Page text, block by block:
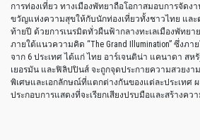
การท่องเที่ยว ทางเมืองพัทยาถือโอกาสมอบการจัดง
ขวัญแห่งความสุขให้กับนักท่องเที่ยวทั้งชาวไทย และ
ท้ายปี ด้วยการเนรมิตทั่วผืนฟ้ากลางทะเลเมืองพัทยา
ภายใต้แนวความคิด “The Grand Illumination” ซึ่งภ
จาก 6 ประเทศ ได้แก่ ไทย อาร์เจนติน่า แคนาดา สห
เยอรมัน และฟิลิปปินส์ จะถูกจุดประกายความสวยงา
พิเศษและเอกลักษณ์ที่แตกต่างกันของแต่ละประเทศ
ประกอบการแสดงที่จะเรียกเสียงปรบมือและสร้างคว